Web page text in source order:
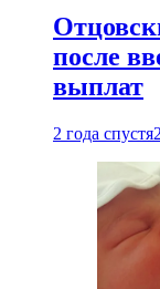
после
выплат
2 года спустя